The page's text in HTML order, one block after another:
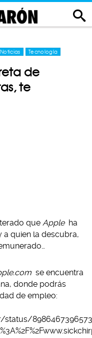
Noticias Tecnología
de
te
que Apple ha
a quien la descubra,
se encuentra
donde podrás
de empleo: